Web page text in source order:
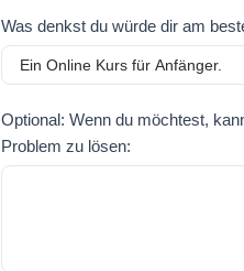
Lösung
Was denkst du würde dir am
Optional: Wenn du möchtest,
Problem zu lösen: